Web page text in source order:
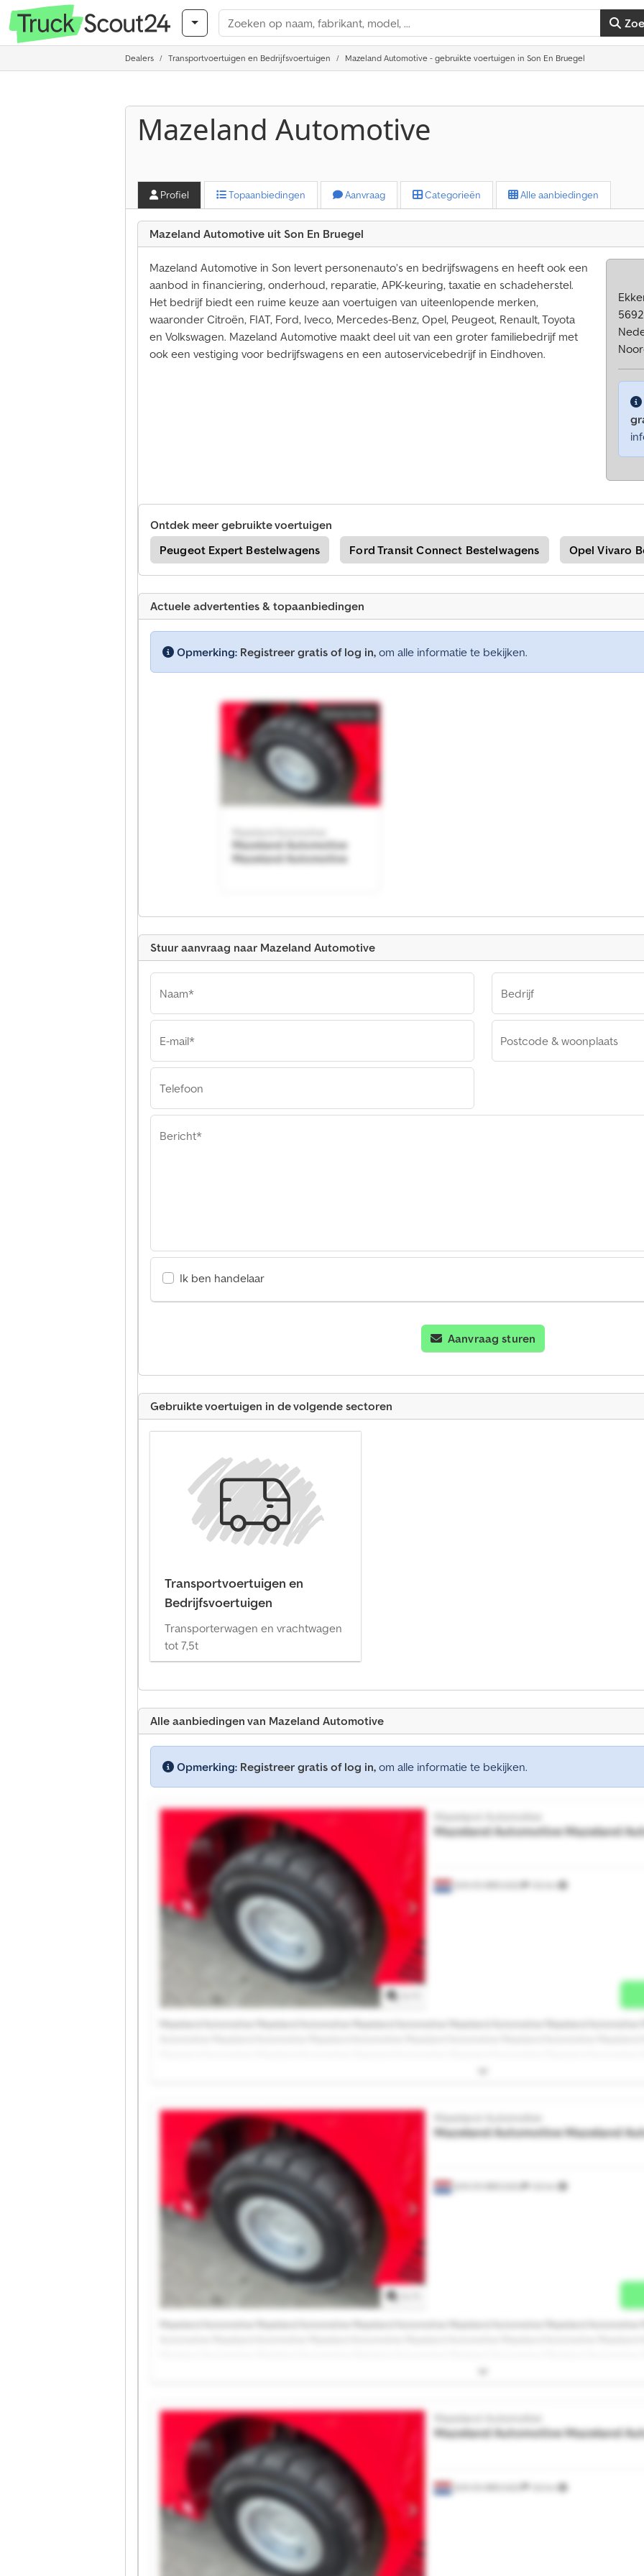
Dealers Transportvoertuigen en Bedrijfsvoertuigen Mazeland Automotive - gebruikte voertuigen in Son En Bruegel
Mazeland Automotive
Profiel Topaanbiedingen Aanvraag Categorieën Alle aanbiedingen
Mazeland Automotive uit Son En Bruegel
Mazeland Automotive in Son levert personenauto’s en bedrijfswagens en heeft ook een
aanbod in financiering, onderhoud, reparatie, APK-keuring, taxatie en schadeherstel.
Het bedrijf biedt een ruime keuze aan voertuigen van uiteenlopende merken,
waaronder Citroën, FIAT, Ford, Iveco, Mercedes-Benz, Opel, Peugeot, Renault, Toyota
en Volkswagen. Mazeland Automotive maakt deel uit van een groter familiebedrijf met
ook een vestiging voor bedrijfswagens en een autoservicebedrijf in Eindhoven.
Ontdek meer gebruikte voertuigen
Peugeot Expert Bestelwagens
Ford Transit Connect Bestelwagens Opel Vivaro
Actuele advertenties & topaanbiedingen
Opmerking: Registreer gratis of log in, om alle informatie te bekijken.
Mazeland Automotive
Mazeland Automotive
Advertentie
Stuur aanvraag naar Mazeland Automotive
Naam*
E-mail*
Telefoon
Bedrijf
Postcode & woonplaats
Bericht*
Ik ben handelaar
Aanvraag sturen
Gebruikte voertuigen in de volgende sectoren
Transportvoertuigen en
Bedrijfsvoertuigen
Transporterwagen en vrachtwagen
tot 7,5t
Alle aanbiedingen van Mazeland Automotive
Opmerking: Registreer gratis of log in, om alle informatie te bekijken.
SON EN BREUGEL
Mazeland Automotive
Mazeland AutomotiveMazeland
SON EN BREUGEL
Mazeland Automotive
Mazeland AutomotiveMazeland
SON EN BREUGEL
Mazeland Automotive
Mazeland AutomotiveMazeland